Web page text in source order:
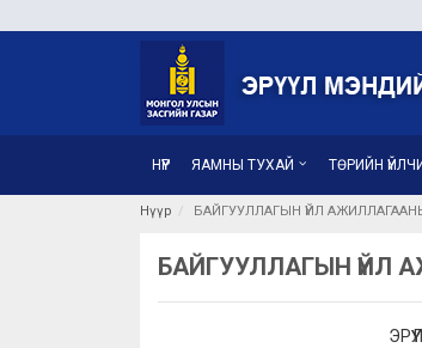
НҮҮР ЯАМНЫ ТУХАЙ ТӨРИЙН
Нүүр БАЙГУУЛЛАГЫН ҮЙЛ
БАЙГУУЛЛАГЫН ҮЙЛ